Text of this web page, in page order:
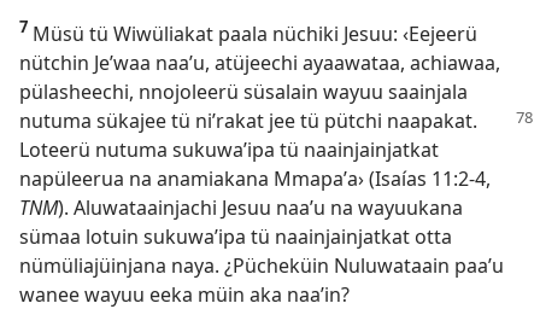
7 Müsü tü Wiwüliakat paala nüchiki Jesuu: ‹Eejeerü
nütchin Jeʼwaa naaʼu, atüjeechi ayaawataa, achiawaa,
pülasheechi, nnojoleerü süsalain wayuu saainjala
nutuma sükajee tü niʼrakat jee tü pütchi naapakat.
Loteerü nutuma sukuwaʼipa tü naainjainjatkat
napüleerua na anamiakana Mmapaʼa› (Isaías 11:2-4,
TNM). Aluwataainjachi Jesuu naaʼu na wayuukana
sümaa lotuin sukuwaʼipa tü naainjainjatkat otta
nümüliajüinjana naya. ¿Pücheküin Nuluwataain paaʼu
wanee wayuu eeka müin aka naaʼin?